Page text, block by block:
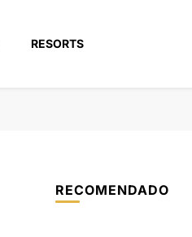
RESORTS
RECOMENDADO